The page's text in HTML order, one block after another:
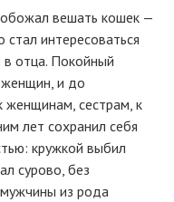
вешать кошек —
интересоваться
в отца. Покойный
и до
женщинам, сестрам, к
лет сохранил себя
кружкой выбил
сурово, без
из рода